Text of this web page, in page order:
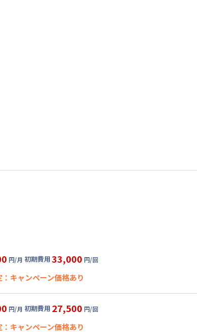
円/月 初期費用 33,000 円/回
：キャンペーン価格あり
2026年9月30日
円/月 初期費用 27,500 円/回
：キャンペーン価格あり